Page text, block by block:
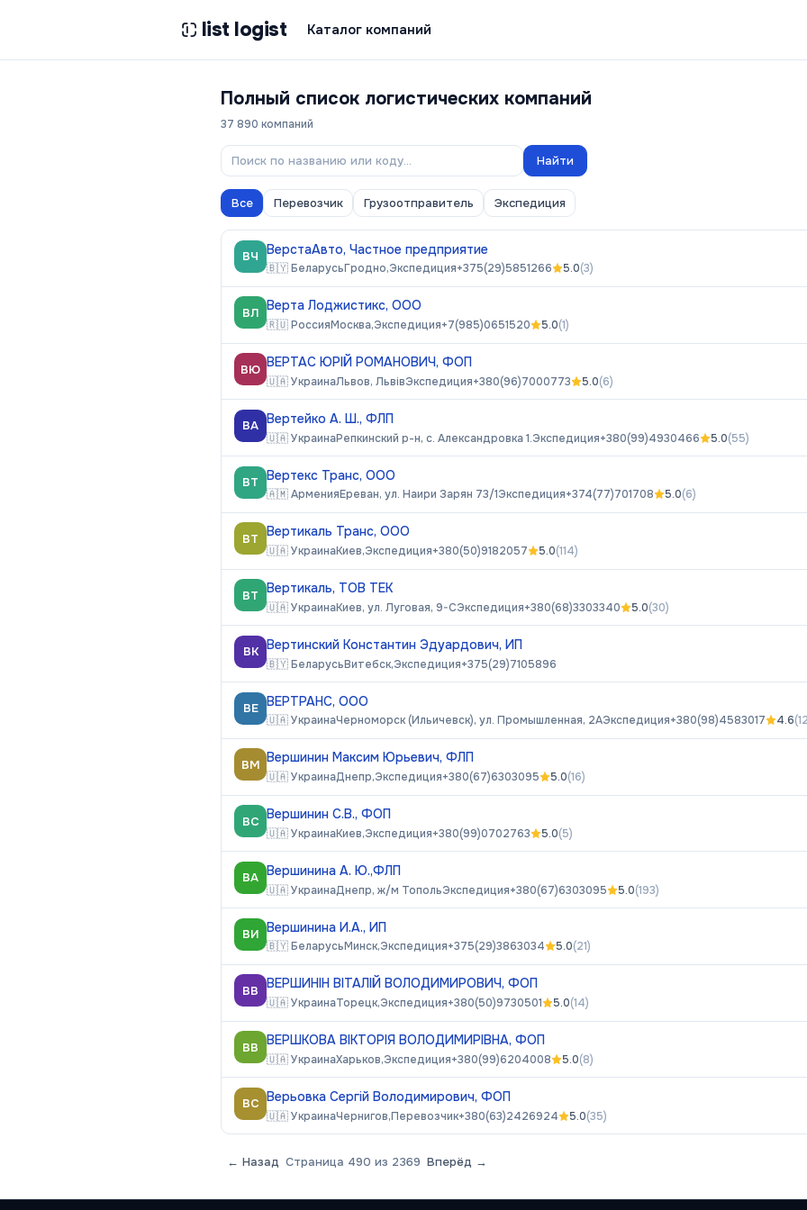
list logist Каталог компаний
Полный список логистических компаний
37 890 компаний
Найти
Все Перевозчик Грузоотправитель Экспедиция
ВЧ ВерстаАвто, Частное предприятие
🇧🇾БеларусьГродно,Экспедиция+375(29)5851266 5.0(3)
ВЛ Верта Лоджистикс, ООО
🇷🇺РоссияМосква,Экспедиция+7(985)0651520 5.0(1)
ВЮ ВЕРТАС ЮРІЙ РОМАНОВИЧ, ФОП
🇺🇦УкраинаЛьвов, ЛьвівЭкспедиция+380(96)7000773 5.0(6)
ВА Вертейко А. Ш., ФЛП
🇺🇦УкраинаРепкинский р-н, с. Александровка 1.Экспедиция+380(99)4930466 5.0(55)
ВТ Вертекс Транс, ООО
🇦🇲АрменияЕреван, ул. Наири Зарян 73/1Экспедиция+374(77)701708 5.0(6)
ВТ Вертикаль Транс, ООО
🇺🇦УкраинаКиев,Экспедиция+380(50)9182057 5.0(114)
ВТ Вертикаль, ТОВ ТЕК
🇺🇦УкраинаКиев, ул. Луговая, 9-СЭкспедиция+380(68)3303340 5.0(30)
ВК Вертинский Константин Эдуардович, ИП
🇧🇾БеларусьВитебск,Экспедиция+375(29)7105896
ВЕ ВЕРТРАНС, ООО
🇺🇦УкраинаЧерноморск (Ильичевск), ул. Промышленная, 2АЭкспедиция+380(98)4583017 4.6(
ВМ Вершинин Максим Юрьевич, ФЛП
🇺🇦УкраинаДнепр,Экспедиция+380(67)6303095 5.0(16)
ВС Вершинин С.В., ФОП
🇺🇦УкраинаКиев,Экспедиция+380(99)0702763 5.0(5)
ВА Вершинина А. Ю.,ФЛП
🇺🇦УкраинаДнепр, ж/м ТопольЭкспедиция+380(67)6303095 5.0(193)
ВИ Вершинина И.А., ИП
🇧🇾БеларусьМинск,Экспедиция+375(29)3863034 5.0(21)
ВВ ВЕРШИНІН ВІТАЛІЙ ВОЛОДИМИРОВИЧ, ФОП
🇺🇦УкраинаТорецк,Экспедиция+380(50)9730501 5.0(14)
ВВ ВЕРШКОВА ВІКТОРІЯ ВОЛОДИМИРІВНА, ФОП
🇺🇦УкраинаХарьков,Экспедиция+380(99)6204008 5.0(8)
ВС Верьовка Сергій Володимирович, ФОП
🇺🇦УкраинаЧернигов,Перевозчик+380(63)2426924 5.0(35)
← Назад Страница 490 из 2369 Вперёд →